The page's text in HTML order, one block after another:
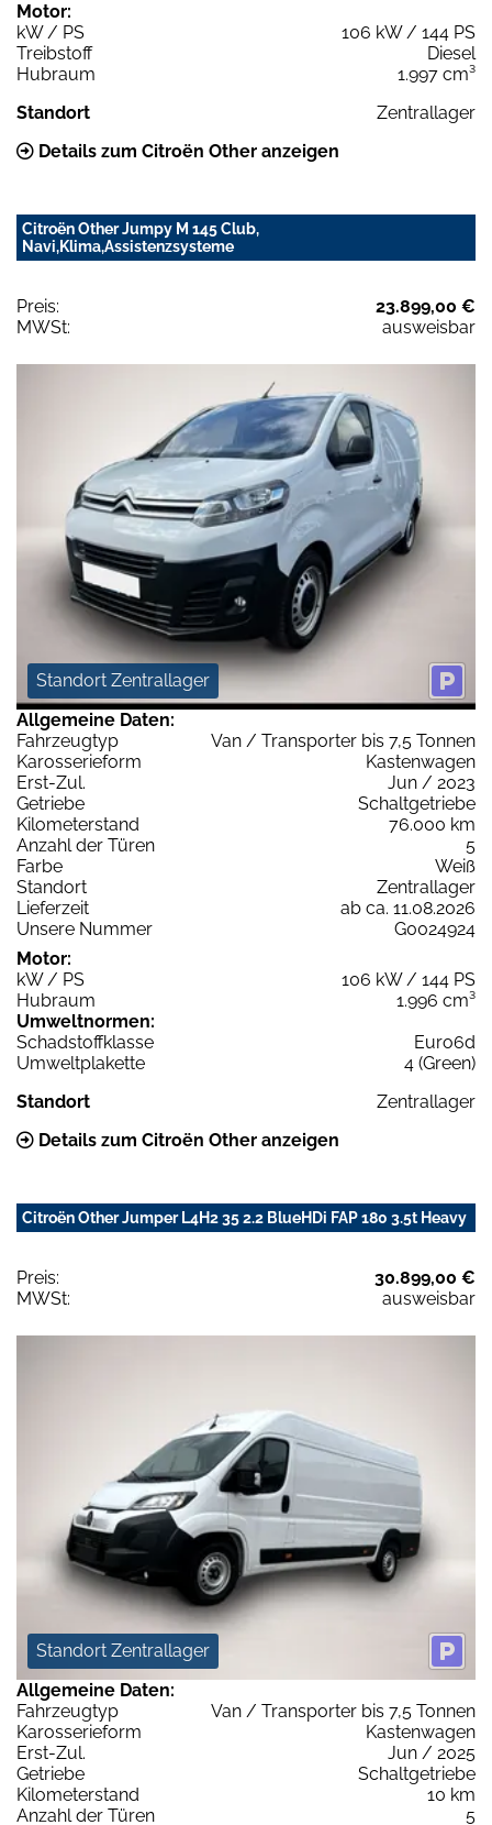
Motor:
kW / PS
106 kW / 144 PS
Treibstoff
Diesel
Hubraum
1.997 cm³
Standort
Zentrallager
Details zum Citroën Other anzeigen
Citroën Other Jumpy M 145 Club,
Navi,Klima,Assistenzsysteme
Preis:
23.899,00 €
MWSt:
ausweisbar
Standort Zentrallager
Allgemeine Daten:
Fahrzeugtyp
Van / Transporter bis 7,5 Tonnen
Karosserieform
Kastenwagen
Erst-Zul.
Jun / 2023
Getriebe
Schaltgetriebe
Kilometerstand
76.000 km
Anzahl der Türen
5
Farbe
Weiß
Standort
Zentrallager
Lieferzeit
ab ca. 11.08.2026
Unsere Nummer
G0024924
Motor:
kW / PS
106 kW / 144 PS
Hubraum
1.996 cm³
Umweltnormen:
Schadstoffklasse
Euro6d
Umweltplakette
4 (Green)
Standort
Zentrallager
Details zum Citroën Other anzeigen
Citroën Other Jumper L4H2 35 2.2 BlueHDi FAP 180 3.5t Heavy
Preis:
30.899,00 €
MWSt:
ausweisbar
Standort Zentrallager
Allgemeine Daten:
Fahrzeugtyp
Van / Transporter bis 7,5 Tonnen
Karosserieform
Kastenwagen
Erst-Zul.
Jun / 2025
Getriebe
Schaltgetriebe
Kilometerstand
10 km
Anzahl der Türen
5